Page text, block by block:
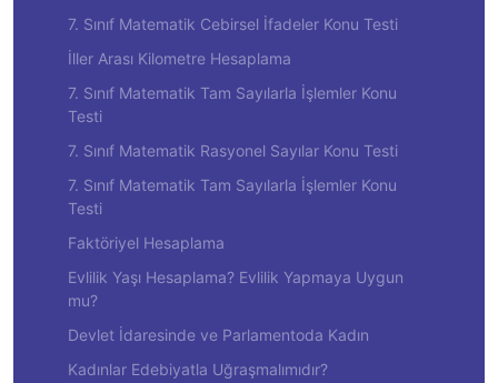
7. Sınıf Matematik Cebirsel İfadeler Konu Testi
İller Arası Kilometre Hesaplama
7. Sınıf Matematik Tam Sayılarla İşlemler Konu
Testi
7. Sınıf Matematik Rasyonel Sayılar Konu Testi
7. Sınıf Matematik Tam Sayılarla İşlemler Konu
Testi
Faktöriyel Hesaplama
Evlilik Yaşı Hesaplama? Evlilik Yapmaya Uygun
mu?
Devlet İdaresinde ve Parlamentoda Kadın
Kadınlar Edebiyatla Uğraşmalımıdır?